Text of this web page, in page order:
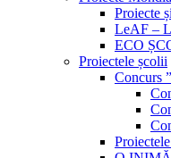
Proiecte
LeAF –
ECO
Proiectele școlii
Concurs